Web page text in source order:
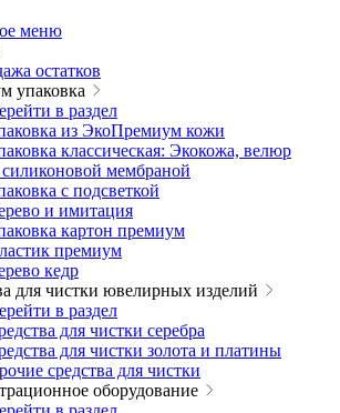
меню
остатков
упаковка
в раздел
из ЭкоПремиум кожи
классическая: Экокожа, велюр
мембраной
с подсветкой
и имитация
картон премиум
премиум
кедр
для чистки ювелирных изделий
в раздел
для чистки серебра
для чистки золота и платины
средства для чистки
оборудование